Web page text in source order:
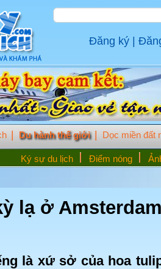
Đăng ký
Du hành thế giới
Ký sự du lịch Điểm nóng
Dọc miền đất
lạ ở
là xứ sở của hoa